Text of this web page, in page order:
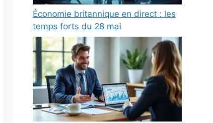
Économie britannique en direct : les
temps forts du 28 mai